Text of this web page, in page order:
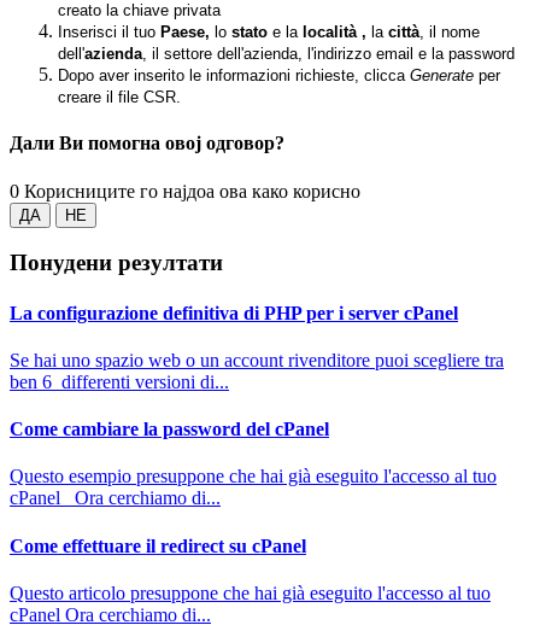
creato la chiave privata
Inserisci il tuo Paese, lo stato e la località , la città, il nome
dell'azienda, il settore dell'azienda, l'indirizzo email e la password
Dopo aver inserito le informazioni richieste, clicca Generate per
creare il file CSR.
Дали Ви помогна овој одговор?
0 Корисниците го најдоа ова како корисно
ДА НЕ
Понудени резултати
La configurazione definitiva di PHP per i server cPanel
Se hai uno spazio web o un account rivenditore puoi scegliere tra
ben 6 differenti versioni di...
Come cambiare la password del cPanel
Questo esempio presuppone che hai già eseguito l'accesso al tuo
cPanel Ora cerchiamo di...
Come effettuare il redirect su cPanel
Questo articolo presuppone che hai già eseguito l'accesso al tuo
cPanel Ora cerchiamo di...